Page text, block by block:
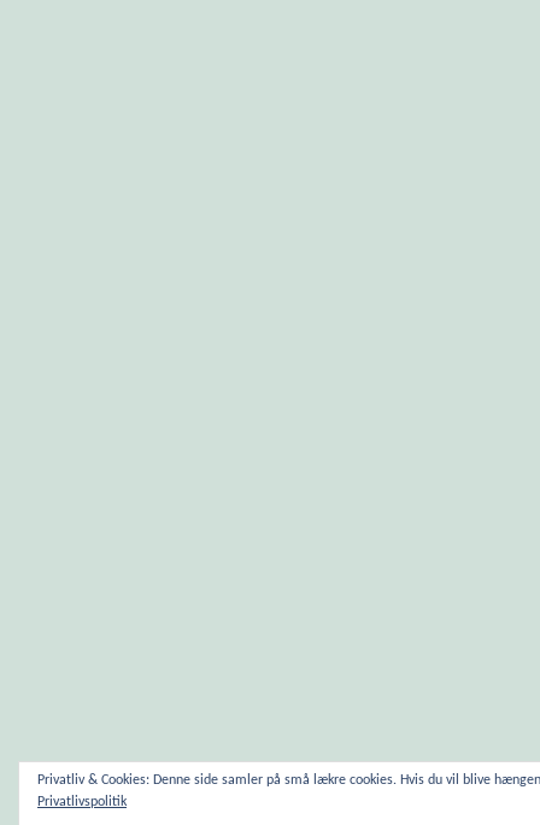
Privatliv & Cookies: Denne side samler på små lækre cookies. Hvis du vil blive
Privatlivspolitik